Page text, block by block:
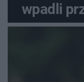
wpadli